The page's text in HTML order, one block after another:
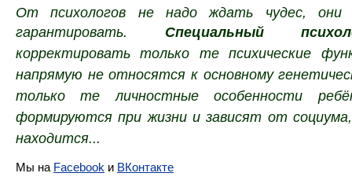
От психологов не надо ждать чудес,
гарантировать. Специальный
корректировать только те психические
напрямую не относятся к основному
только те личностные особенности
формируются при жизни и зависят от
находится...
Мы на Facebook и ВКонтакте